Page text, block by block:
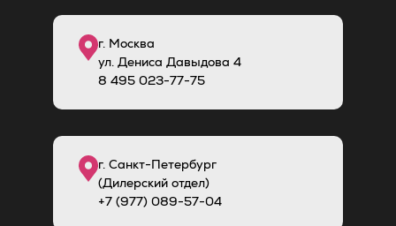
г. Москва
ул. Дениса Давыдова 4
8 495 023-77-75
г. Санкт-Петербург
(Дилерский отдел)
+7 (977) 089-57-04